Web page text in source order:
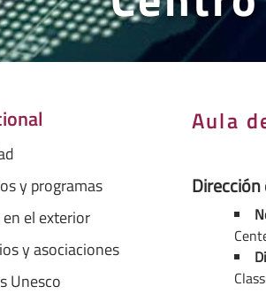
y programas
el exterior
y asociaciones
Unesco
Aula